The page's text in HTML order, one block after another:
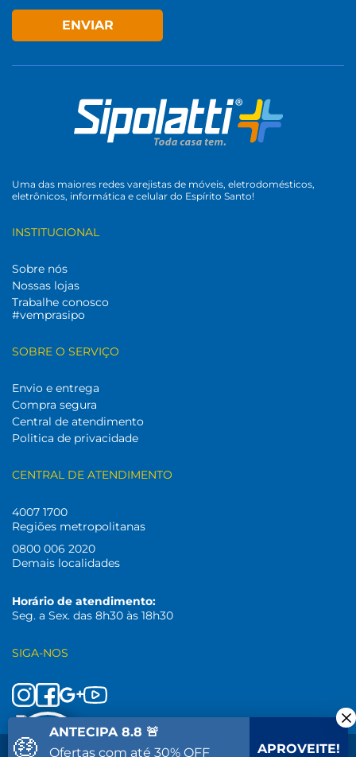
ENVIAR
Uma das maiores redes varejistas de móveis, eletrodomésticos,
eletrônicos, informática e celular do Espírito Santo!
INSTITUCIONAL
Sobre nós
Nossas lojas
Trabalhe conosco
#vemprasipo
SOBRE O SERVIÇO
Envio e entrega
Compra segura
Central de atendimento
Politica de privacidade
CENTRAL DE ATENDIMENTO
4007 1700
Regiões metropolitanas
0800 006 2020
Demais localidades
Horário de atendimento:
Seg. a Sex. das 8h30 às 18h30
SIGA-NOS
🤑
ANTECIPA 8.8 🚨
Ofertas com até 30% OFF
APROVEITE!